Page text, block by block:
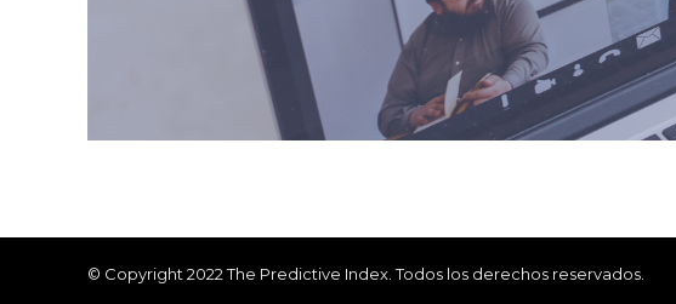
© Copyright 2022 The Predictive Index. Todos los derechos reservados.